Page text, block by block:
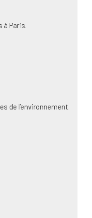
à Paris.
de l’environnement.